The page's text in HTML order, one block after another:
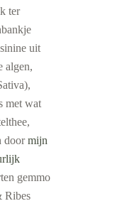
ter
uit
algen,
met wat
doormijn
gemmo
Ribes